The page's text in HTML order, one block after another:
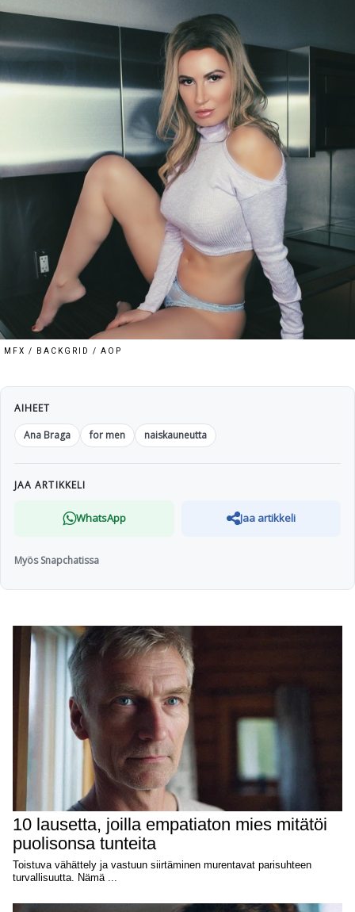
MFX / BACKGRID / AOP
AIHEET
Ana Braga
for men naiskauneutta
JAA ARTIKKELI
WhatsApp Jaa artikkeli
Myös Snapchatissa